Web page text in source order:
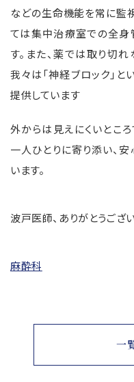
などの生命機能を常に監
ては集中治療室での全身
す。また、薬では取り切
我々は「神経ブロック」
提供しています
外からは見えにくいとこ
一人ひとりに寄り添い、
います。
波戸医師、ありがとうござ
麻酔科
一